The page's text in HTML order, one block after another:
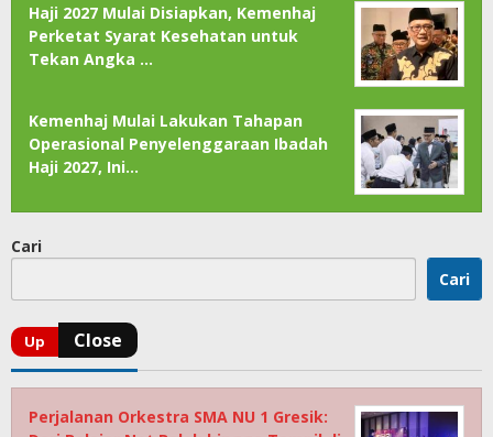
Haji 2027 Mulai Disiapkan, Kemenhaj
Perketat Syarat Kesehatan untuk
Tekan Angka …
Kemenhaj Mulai Lakukan Tahapan
Operasional Penyelenggaraan Ibadah
Haji 2027, Ini…
Cari
Cari
Perjalanan Orkestra SMA NU 1 Gresik: